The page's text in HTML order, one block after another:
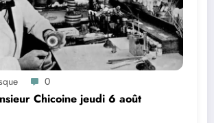
0
Chicoine jeudi 6 août